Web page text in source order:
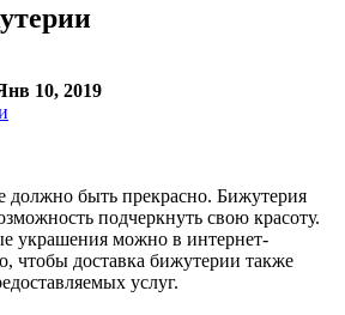
10, 2019
быть прекрасно. Бижутерия
подчеркнуть свою красоту.
украшения можно в интернет-
чтобы доставка бижутерии также
услуг.